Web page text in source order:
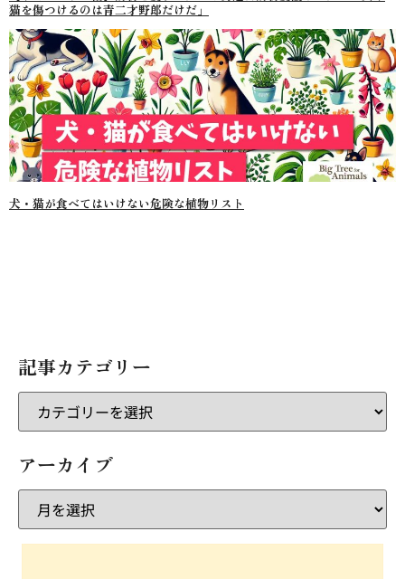
猫を傷つけるのは青二才野郎だけだ」
犬・猫が食べてはいけない危険な植物リスト
記事カテゴリー
アーカイブ